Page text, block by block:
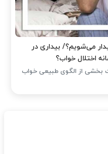
ساعت ۳ صبح بیدار می‌شویم؟/ بیداری در
اختلال خواب؟
ممکن است بخشی از الگوی طبیعی خواب